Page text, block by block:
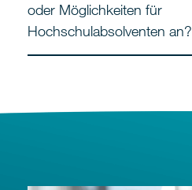
oder Möglichkeiten für
Hochschulabsolventen an?